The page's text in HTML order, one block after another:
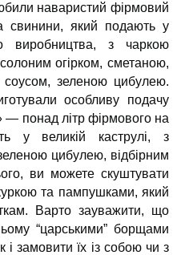
наваристий фірмовий
свинини, який подають у
виробництва, з чаркою
огірком, сметаною,
зеленою цибулею.
особливу подачу
— понад літр фірмового на
у великій каструлі, з
цибулею, відбірним
ви можете скуштувати
та пампушками, який
Варто зауважити, що
“царськими” борщами
і замовити їх із собою чи з